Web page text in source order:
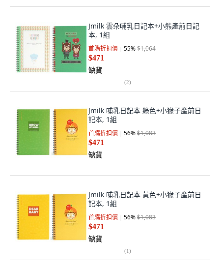
Jmilk 雲朵哺乳日記本+小熊產前日記
本, 1組
首購折扣價 55%$1,064
$471
缺貨
(2)
Jmilk 哺乳日記本 綠色+小猴子產前日
記本, 1組
首購折扣價 56%$1,083
$471
缺貨
Jmilk 哺乳日記本 黃色+小猴子產前日
記本, 1組
首購折扣價 56%$1,083
$471
缺貨
(1)